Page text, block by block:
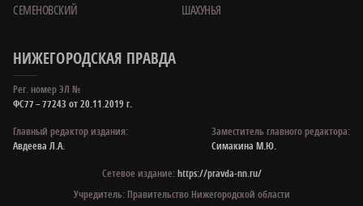
СЕМЕНОВСКИЙ
ШАХУНЬЯ
НИЖЕГОРОДСКАЯ ПРАВДА
Рег. номер ЭЛ №
ФС77 – 77243 от 20.11.2019 г.
Главный редактор издания:
Авдеева Л.А.
Заместитель главного редактора:
Симакина М.Ю.
Сетевое издание:https://pravda-nn.ru/
Учредитель: Правительство Нижегородской области